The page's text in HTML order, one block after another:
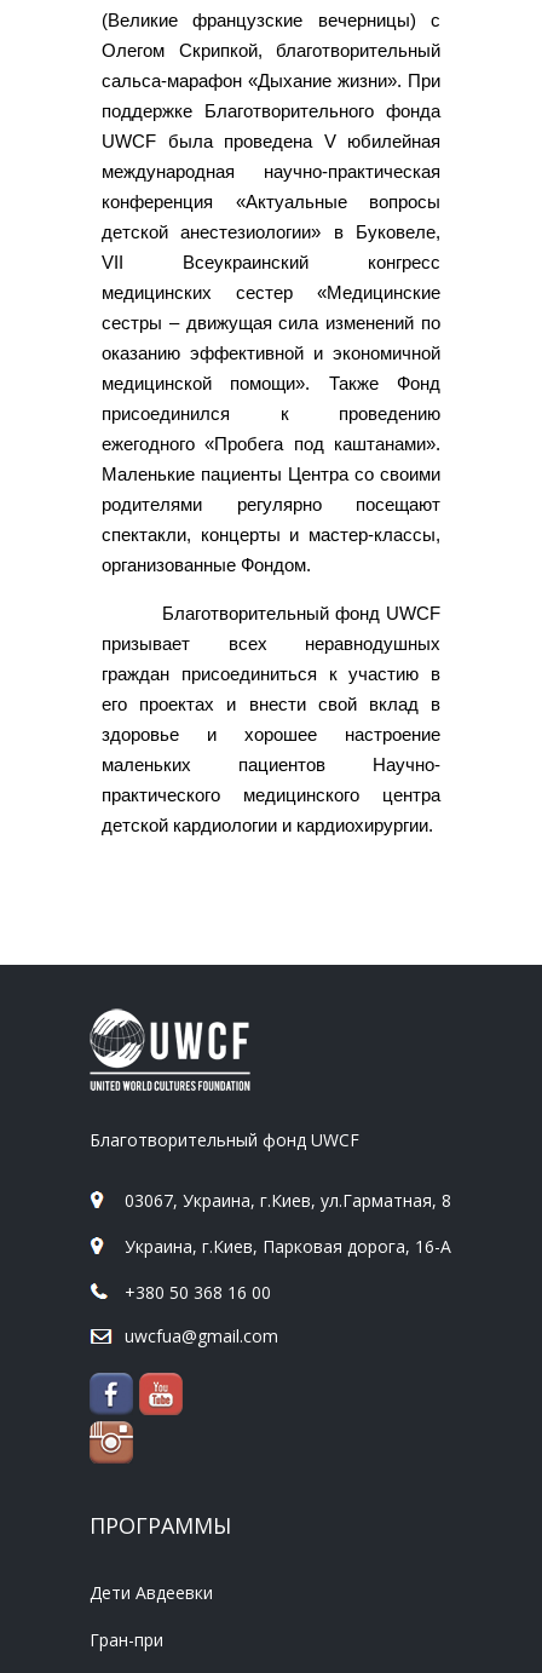
(Великие французские вечерницы) с
Олегом Скрипкой, благотворительный
сальса-марафон «Дыхание жизни». При
поддержке Благотворительного фонда
UWCF была проведена V юбилейная
международная научно-практическая
конференция «Актуальные вопросы
детской анестезиологии» в Буковеле,
VII Всеукраинский конгресс
медицинских сестер «Медицинские
сестры – движущая сила изменений по
оказанию эффективной и экономичной
медицинской помощи». Также Фонд
присоединился к проведению
ежегодного «Пробега под каштанами».
Маленькие пациенты Центра со своими
родителями регулярно посещают
спектакли, концерты и мастер-классы,
организованные Фондом.
Благотворительный фонд UWCF
призывает всех неравнодушных
граждан присоединиться к участию в
его проектах и внести свой вклад в
здоровье и хорошее настроение
маленьких пациентов Научно-
практического медицинского центра
детской кардиологии и кардиохирургии.
Благотворительный фонд UWCF
03067, Украина, г.Киев, ул.Гарматная, 8
Украина, г.Киев, Парковая дорога, 16-А
+380 50 368 16 00
uwcfua@gmail.com
ПРОГРАММЫ
Дети Авдеевки
Гран-при